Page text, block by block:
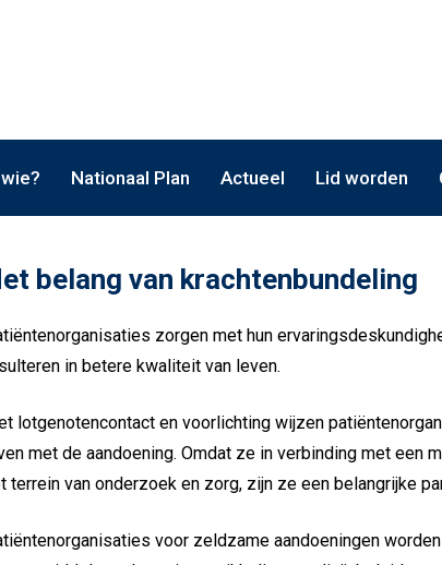
Nationaal Plan Actueel Lid worden
belang van krachtenbundeling
zorgen met hun
in betere kwaliteit van leven.
lotgenotencontact en voorlichting wijzen
met de aandoening. Omdat ze in verbinding met een
terrein van onderzoek en zorg, zijn ze een belangrijke
voor zeldzame aandoeningen